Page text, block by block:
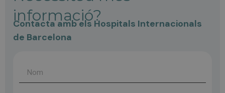
informació?
Contacta amb els Hospitals Internacionals
de Barcelona